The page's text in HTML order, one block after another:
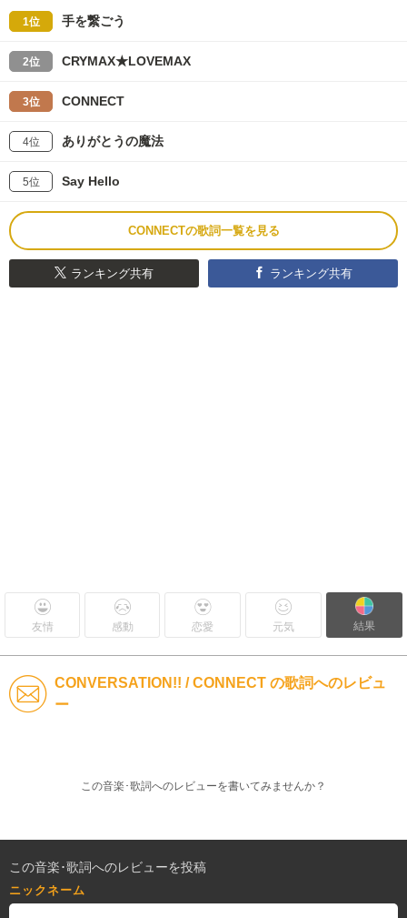
1位 手を繋ごう
2位 CRYMAX★LOVEMAX
3位 CONNECT
4位 ありがとうの魔法
5位 Say Hello
CONNECTの歌詞一覧を見る
ランキング共有 ランキング共有
友情 感動 恋愛 元気 結果
CONVERSATION!! / CONNECT の歌詞へのレビュ
ー
この音楽･歌詞へのレビューを書いてみませんか？
この音楽･歌詞へのレビューを投稿
ニックネーム